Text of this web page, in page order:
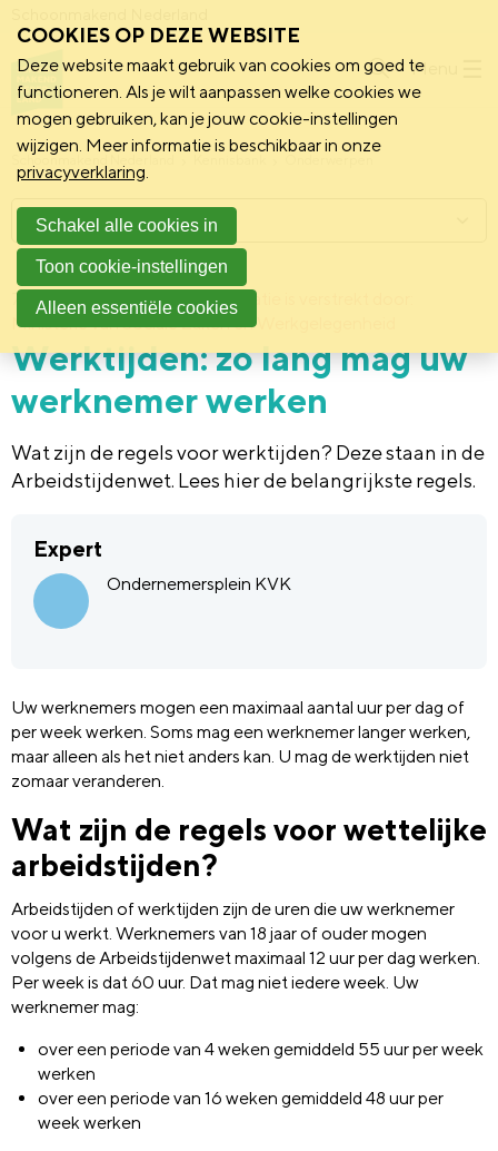
Menu
Schoonmakend Nederland
7 september 2015 Deze informatie is verstrekt door:
Ministerie van Sociale Zaken en Werkgelegenheid
Werktijden: zo lang mag uw
werknemer werken
Wat zijn de regels voor werktijden? Deze staan in de
Arbeidstijdenwet. Lees hier de belangrijkste regels.
Expert
Ondernemersplein KVK
Uw werknemers mogen een maximaal aantal uur per dag of
per week werken. Soms mag een werknemer langer werken,
maar alleen als het niet anders kan. U mag de werktijden niet
zomaar veranderen.
Wat zijn de regels voor wettelijke
arbeidstijden?
Arbeidstijden of werktijden zijn de uren die uw werknemer
voor u werkt. Werknemers van 18 jaar of ouder mogen
volgens de Arbeidstijdenwet maximaal 12 uur per dag werken.
Per week is dat 60 uur. Dat mag niet iedere week. Uw
werknemer mag:
over een periode van 4 weken gemiddeld 55 uur per week
werken
over een periode van 16 weken gemiddeld 48 uur per
week werken
Menu
COOKIES OP DEZE WEBSITE
Deze website maakt gebruik van cookies om goed te
functioneren. Als je wilt aanpassen welke cookies we
mogen gebruiken, kan je jouw cookie-instellingen
wijzigen. Meer informatie is beschikbaar in onze
privacyverklaring.
Schakel alle cookies in
Toon cookie-instellingen
Alleen essentiële cookies